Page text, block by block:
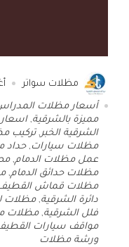
مظلات سواتر
أسعار مظلات المدراس
مميزة بالشرقية,
الشرقية الخبر,تركيب
مظلات سيارات ,حداد
عمل مظلات الدمام,
مظلات حدائق الدمام,
مظلات قماش
دائرة الشرقية,مظلات
فلل الشرقية,مظلات
مواقف سيارات
ورشة مظلات